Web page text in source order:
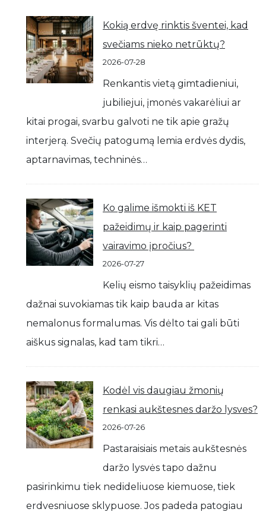
Kokią erdvę rinktis šventei, kad
svečiams nieko netrūktų?
2026-07-28
Renkantis vietą gimtadieniui,
jubiliejui, įmonės vakarėliui ar
kitai progai, svarbu galvoti ne tik apie gražų
interjerą. Svečių patogumą lemia erdvės dydis,
aptarnavimas, techninės…
Ko galime išmokti iš KET
pažeidimų ir kaip pagerinti
vairavimo įpročius?
2026-07-27
Kelių eismo taisyklių pažeidimas
dažnai suvokiamas tik kaip bauda ar kitas
nemalonus formalumas. Vis dėlto tai gali būti
aiškus signalas, kad tam tikri…
Kodėl vis daugiau žmonių
renkasi aukštesnes daržo lysves?
2026-07-26
Pastaraisiais metais aukštesnės
daržo lysvės tapo dažnu
pasirinkimu tiek nedideliuose kiemuose, tiek
erdvesniuose sklypuose. Jos padeda patogiau